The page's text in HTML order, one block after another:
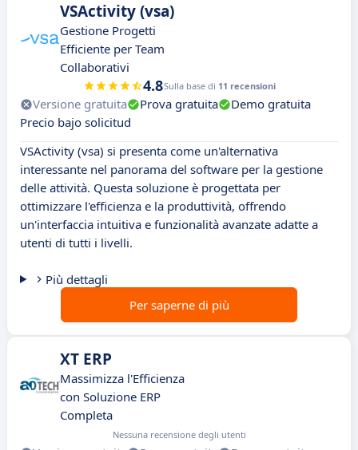
VSActivity (vsa)
Gestione Progetti
Efficiente per Team
Collaborativi
4.8Sulla base di 11 recensioni
Versione gratuita Prova gratuita
Demo gratuita
Precio bajo solicitud
VSActivity (vsa) si presenta come un'alternativa
interessante nel panorama del software per la gestione
delle attività. Questa soluzione è progettata per
ottimizzare l'efficienza e la produttività, offrendo
un'interfaccia intuitiva e funzionalità avanzate adatte a
utenti di tutti i livelli.
Più dettagli
Per saperne di più
XT ERP
Massimizza l'Efficienza
con Soluzione ERP
Completa
Nessuna recensione degli utenti